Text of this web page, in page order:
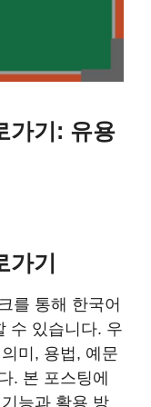
가기: 유용
기
를 통해 한국어
수 있습니다. 우
미, 용법, 예문
. 본 포스팅에
능과 활용 방